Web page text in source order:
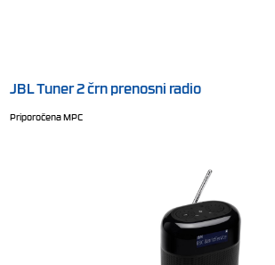
JBL Tuner 2 črn prenosni radio
Priporočena MPC